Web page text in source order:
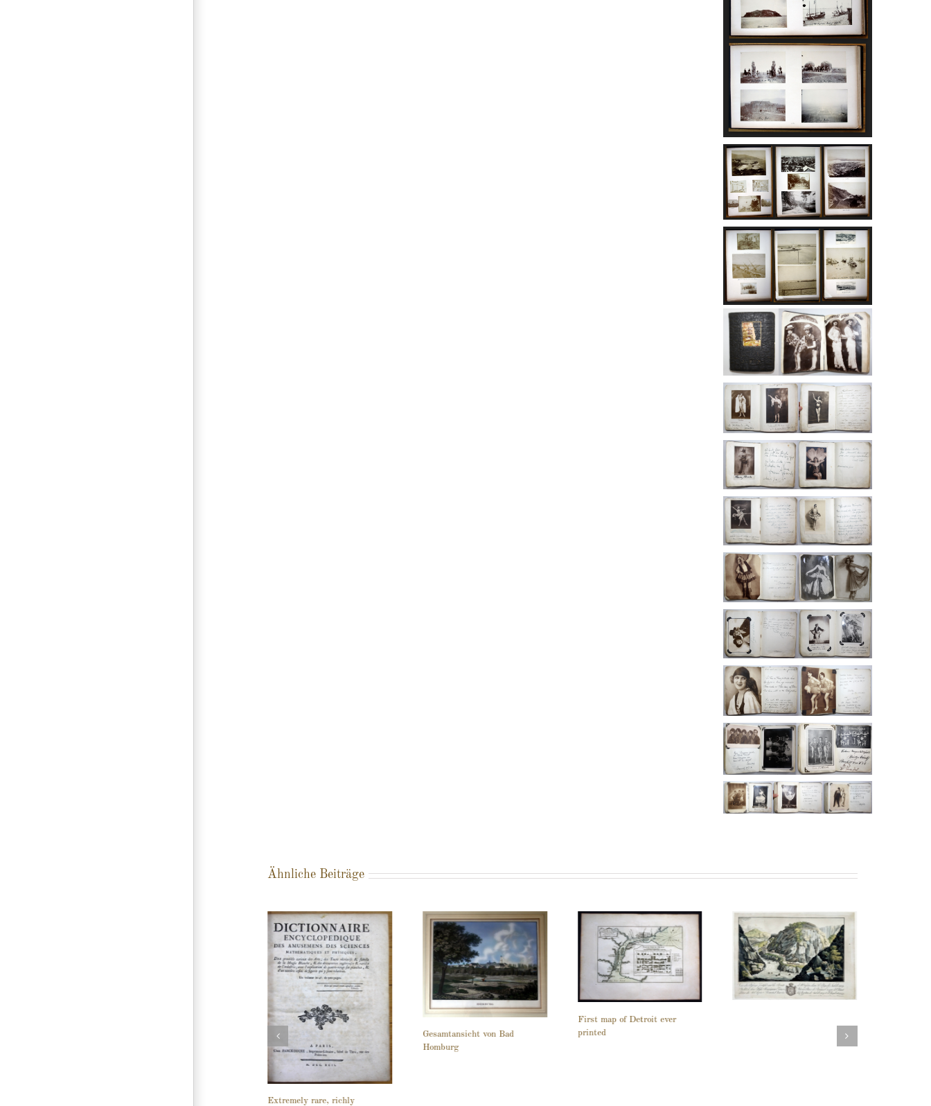
Ähnliche Beiträge
Extremely rare, richly
Gesamtansicht von Bad
Homburg
First map of Detroit ever
printed